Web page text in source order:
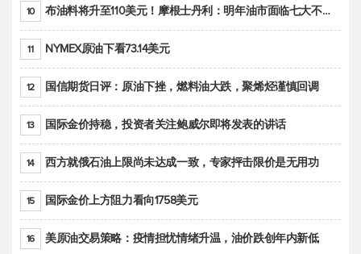
10 布油料将升至110美元！摩根士丹利：明年油市面临七大不确定性
11 NYMEX原油下看73.14美元
12 国信期货日评：原油下挫，燃料油大跌，聚烯烃谨慎回调
13 国际金价持稳，投资者关注鲍威尔即将发表的讲话
14 西方就俄石油上限尚未达成一致，专家抨击限价是无用功
15 国际金价上方阻力看向1758美元
16 美原油交易策略：疫情担忧情绪升温，油价跌创年内新低